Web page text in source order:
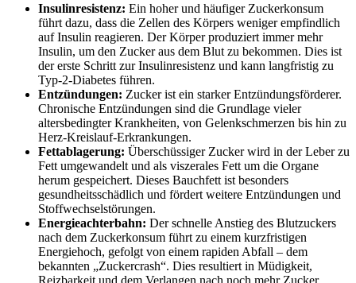
Insulinresistenz: Ein hoher und häufiger Zuckerkonsum
führt dazu, dass die Zellen des Körpers weniger empfindlich
auf Insulin reagieren. Der Körper produziert immer mehr
Insulin, um den Zucker aus dem Blut zu bekommen. Dies ist
der erste Schritt zur Insulinresistenz und kann langfristig zu
Typ-2-Diabetes führen.
Entzündungen: Zucker ist ein starker Entzündungsförderer.
Chronische Entzündungen sind die Grundlage vieler
altersbedingter Krankheiten, von Gelenkschmerzen bis hin zu
Herz-Kreislauf-Erkrankungen.
Fettablagerung: Überschüssiger Zucker wird in der Leber zu
Fett umgewandelt und als viszerales Fett um die Organe
herum gespeichert. Dieses Bauchfett ist besonders
gesundheitsschädlich und fördert weitere Entzündungen und
Stoffwechselstörungen.
Energieachterbahn: Der schnelle Anstieg des Blutzuckers
nach dem Zuckerkonsum führt zu einem kurzfristigen
Energiehoch, gefolgt von einem rapiden Abfall – dem
bekannten „Zuckercrash“. Dies resultiert in Müdigkeit,
Reizbarkeit und dem Verlangen nach noch mehr Zucker.